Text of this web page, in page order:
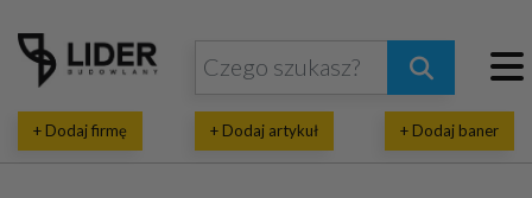
+ Dodaj firmę + Dodaj artykuł + Dodaj baner